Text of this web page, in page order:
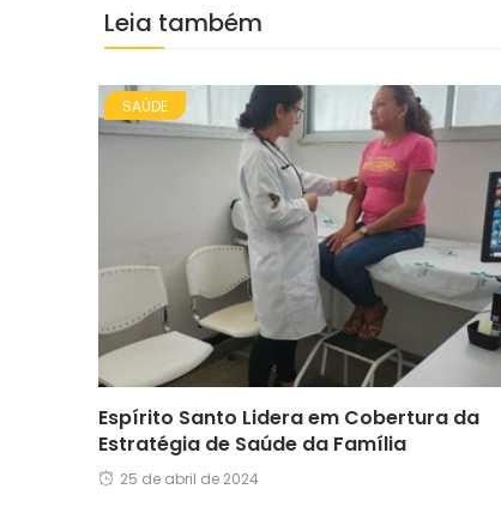
Leia também
SAÚDE
Espírito Santo Lidera em Cobertura da
Estratégia de Saúde da Família
25 de abril de 2024